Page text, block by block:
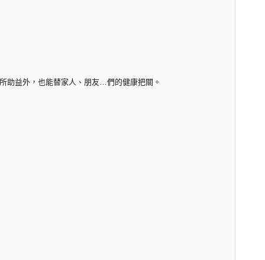
助益外，也能替家人、朋友…們的健康把關。